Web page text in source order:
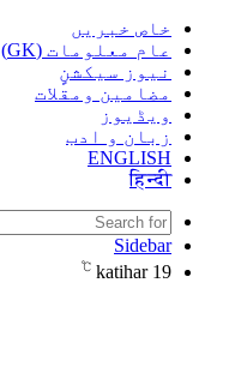
خاص خبریں
عام معلومات (GK)
نیوز سیکشنٍ
مضامین ومقلات
ویڈیوز
زبان و ادب
ENGLISH
हिन्दी
Sidebar
katihar 19
℃